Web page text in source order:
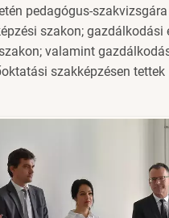
pedagógus-
szakon; gazdálkodási
valamint
szakképzésen tettek